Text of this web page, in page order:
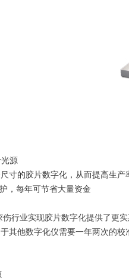
源
寸的胶片数字化，从而提高生产
，每年可节省大量资金
行业实现胶片数字化提供了更
其他数字化仪需要一年两次的